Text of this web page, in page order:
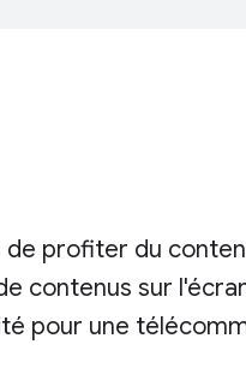
profiter du
contenus sur
pour une